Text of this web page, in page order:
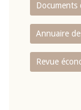
Documents
Annuaire
Revue